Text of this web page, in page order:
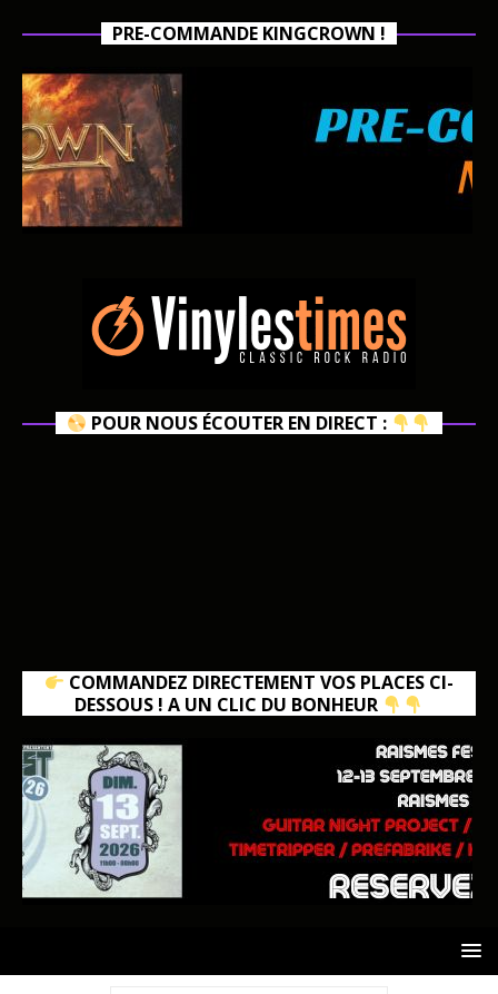
PRE-COMMANDE KINGCROWN !
POUR NOUS ÉCOUTER EN DIRECT :
COMMANDEZ DIRECTEMENT VOS PLACES CI-
DESSOUS ! A UN CLIC DU BONHEUR